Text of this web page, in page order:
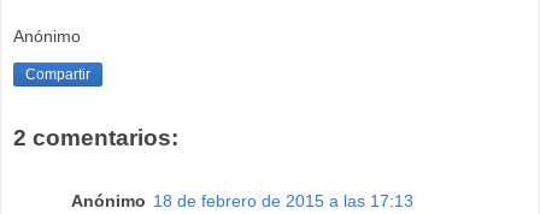
Anónimo
Compartir
2 comentarios:
Anónimo 18 de febrero de 2015 a las 17:13